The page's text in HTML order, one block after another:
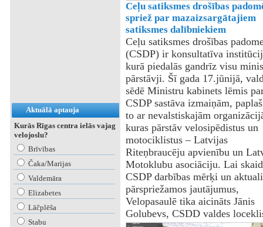
Aktuālā aptauja
Kurās Rīgas centra ielās vajag
velojoslu?
Brīvības
Čaka/Marijas
Valdemāra
Elizabetes
Lāčplēša
Stabu
Ceļu satiksmes drošības
spriež par mazaizsargātajiem
satiksmes dalībniekiem
Ceļu satiksmes drošības
(CSDP) ir konsultatīva
kurā piedalās gandrīz visu
pārstāvji. Šī gada 17.jūnijā,
sēdē Ministru kabinets lēmis
CSDP sastāva izmaiņām,
to ar nevalstiskajām
kuras pārstāv velosipēdistus un
motociklistus – Latvijas
Riteņbraucēju apvienību un
Motoklubu asociāciju. Lai
CSDP darbības mērķi un
pārspriežamos jautājumus,
Velopasaulē tika aicināts Jānis
Golubevs, CSDD valdes